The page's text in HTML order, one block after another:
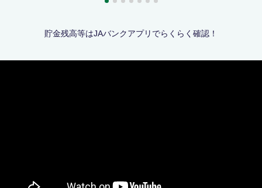
貯金残高等はJAバンクアプリでらくらく確認！